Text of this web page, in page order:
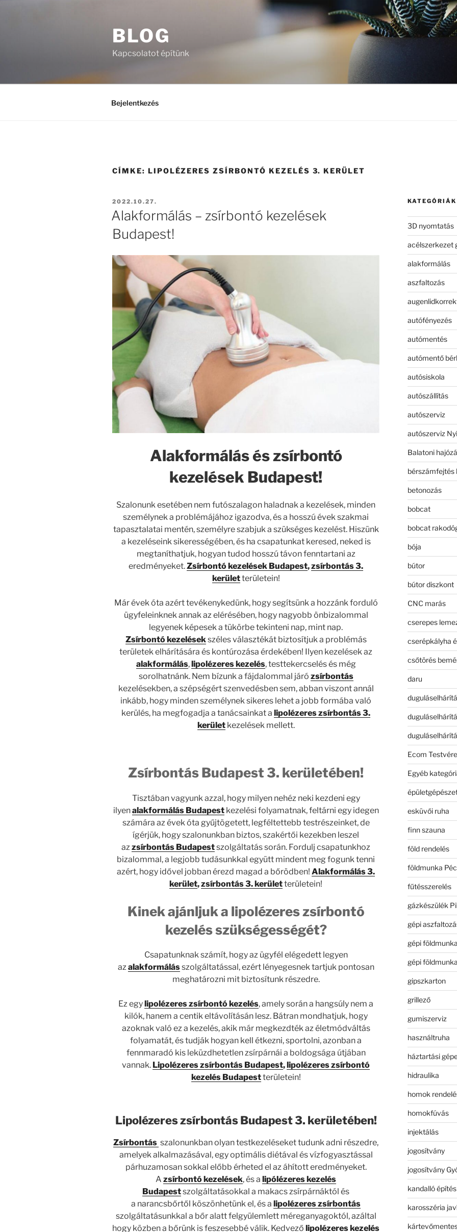
BLOG
Kapcsolatot építünk
Bejelentkezés
CÍMKE: LIPOLÉZERES ZSÍRBONTÓ KEZELÉS 3. KERÜLET
BEKÜLDVE:
2022.10.27.
Alakformálás – zsírbontó kezelések
Budapest!
Alakformálás és zsírbontó
kezelések Budapest!
Szalonunk esetében nem futószalagon haladnak a kezelések, minden
személynek a problémájához igazodva, és a hosszú évek szakmai
tapasztalatai mentén, személyre szabjuk a szükséges kezelést. Hiszünk
a kezeléseink sikerességében, és ha csapatunkat keresed, neked is
megtaníthatjuk, hogyan tudod hosszú távon fenntartani az
eredményeket.Zsírbontó kezelések Budapest,zsírbontás 3.
kerületterületein!
Már évek óta azért tevékenykedünk, hogy segítsünk a hozzánk forduló
ügyfeleinknek annak az elérésében, hogy nagyobb önbizalommal
legyenek képesek a tükörbe tekinteni nap, mint nap.
Zsírbontókezelésekszéles választékát biztosítjuk a problémás
területek elhárítására és kontúrozása érdekében! Ilyen kezelések az
alakformálás,lipolézeres kezelés, testtekercselés és még
sorolhatnánk. Nem bízunk a fájdalommal járó zsírbontás
kezelésekben, a szépségért szenvedésben sem, abban viszont annál
inkább, hogy minden személynek sikeres lehet a jobb formába való
kerülés, ha megfogadja a tanácsainkat alipolézeres zsírbontás 3.
kerületkezelések mellett.
Zsírbontás Budapest 3. kerületében!
Tisztában vagyunk azzal, hogy milyen nehéz neki kezdeni egy
ilyenalakformálás Budapestkezelési folyamatnak, feltárni egy idegen
számára az évek óta gyűjtögetett, legféltettebb testrészeinket, de
ígérjük, hogy szalonunkban biztos, szakértői kezekben leszel
azzsírbontás Budapestszolgáltatás során. Fordulj csapatunkhoz
bizalommal, a legjobb tudásunkkal együtt mindent meg fogunk tenni
azért, hogy idővel jobban érezd magad a bőrödben!Alakformálás 3.
kerület,zsírbontás 3. kerületterületein!
Kinek ajánljuk a lipolézeres zsírbontó
kezelés szükségességét?
Csapatunknak számít, hogy az ügyfél elégedett legyen
azalakformálásszolgáltatással, ezért lényegesnek tartjuk pontosan
meghatározni mit biztosítunk részedre.
Ez egylipolézeres zsírbontó kezelés, amely során a hangsúly nem a
kilók, hanem a centik eltávolításán lesz. Bátran mondhatjuk, hogy
azoknak való ez a kezelés, akik már megkezdték az életmódváltás
folyamatát, és tudják hogyan kell étkezni, sportolni, azonban a
fennmaradó kis leküzdhetetlen zsírpárnái a boldogsága útjában
vannak. Lipolézeres zsírbontás Budapest,lipolézeres zsírbontó
kezelés Budapestterületein!
Lipolézeres zsírbontás Budapest 3. kerületében!
Zsírbontás szalonunkban olyan testkezeléseket tudunk adni részedre,
amelyek alkalmazásával, egy optimális diétával és vízfogyasztással
párhuzamosan sokkal előbb érheted el az áhított eredményeket.
Azsírbontó kezelések, és alipólézeres kezelés
Budapestszolgáltatásokkal a makacs zsírpárnáktól és
a narancsbőrtől köszönhetünk el, és alipolézeres zsírbontás
szolgáltatásunkkal a bőr alatt felgyülemlett méreganyagoktól, azáltal
hogy közben a bőrünk is feszesebbé válik. Kedvezőlipolézeres kezelés
KATEGÓRIÁK
3D nyomtatás
acélszerkezet
alakformálás
aszfaltozás
autófényezés
autómentés
autómentő
autósiskola
autószállítás
autószerviz
autószerviz
Balatoni
bérszámfejtés
betonozás
bobcat
bobcat
bója
bútor
bútor diszkont
CNC marás
cserepes
cserépkályha
csőtörés
daru
Ecom
Egyéb
esküvői ruha
finn szauna
föld rendelés
földmunka
fűtésszerelés
gázkészülék
gépi
gépi földmunka
gépi
gipszkarton
grillező
gumiszerviz
használtruha
háztartási
hidraulika
homok
homokfúvás
injektálás
jogosítvány
jogosítvány
kandalló építés
karosszéria